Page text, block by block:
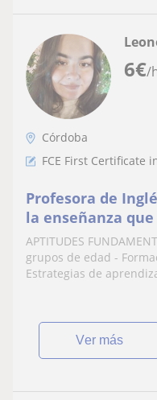
6€/
Córdoba
FCE First Certificate
Profesora de
la enseñanza
pueda crecer
APTITUDES
grupos de edad -
Estrategias de
ver más